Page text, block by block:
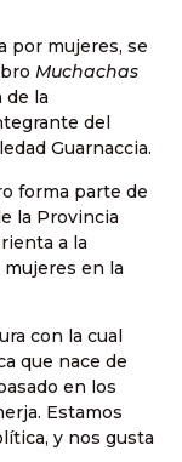
por mujeres, se
Muchachas
de la
del
Guarnaccia.
forma parte de
la Provincia
a la
en la
con la cual
que nace de
en los
Estamos
y nos gusta